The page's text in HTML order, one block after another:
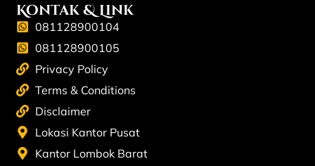
Kontak & Link
081128900104
081128900105
Privacy Policy
Terms & Conditions
Disclaimer
Lokasi Kantor Pusat
Kantor Lombok Barat